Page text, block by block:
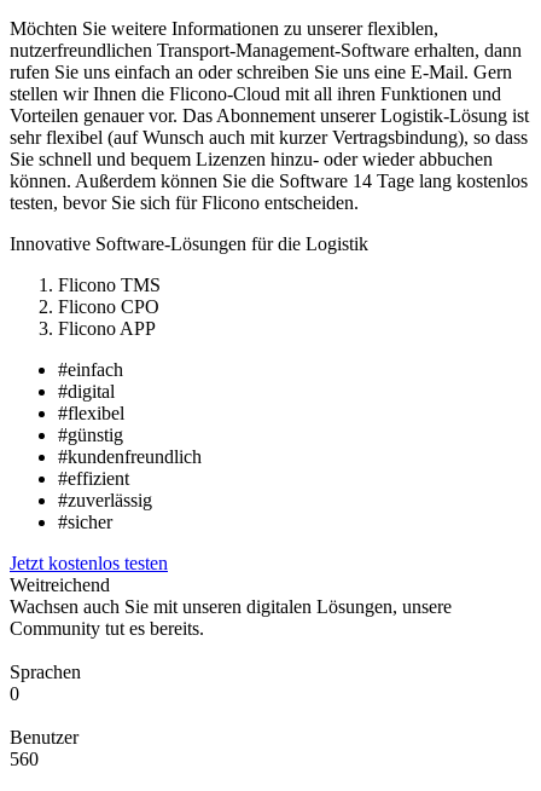
Möchten Sie weitere Informationen zu unserer flexiblen,
nutzerfreundlichen Transport-Management-Software erhalten, dann
rufen Sie uns einfach an oder schreiben Sie uns eine E-Mail. Gern
stellen wir Ihnen die Flicono-Cloud mit all ihren Funktionen und
Vorteilen genauer vor. Das Abonnement unserer Logistik-Lösung ist
sehr flexibel (auf Wunsch auch mit kurzer Vertragsbindung), so dass
Sie schnell und bequem Lizenzen hinzu- oder wieder abbuchen
können. Außerdem können Sie die Software 14 Tage lang kostenlos
testen, bevor Sie sich für Flicono entscheiden.
Innovative Software-Lösungen für die Logistik
Flicono TMS
Flicono CPO
Flicono APP
#einfach
#digital
#flexibel
#günstig
#kundenfreundlich
#effizient
#zuverlässig
#sicher
Jetzt kostenlos testen
Weitreichend
Wachsen auch Sie mit unseren digitalen Lösungen, unsere
Community tut es bereits.
Sprachen
0
Benutzer
560